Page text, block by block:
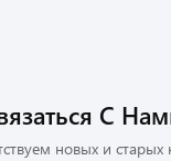
С
новых и старых